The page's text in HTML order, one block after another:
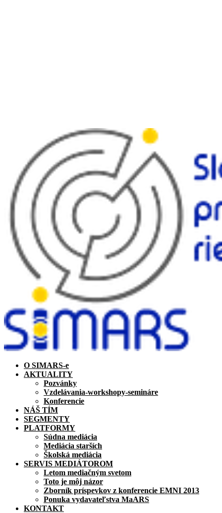
O SIMARS-e
AKTUALITY
Pozvánky
Vzdelávania-workshopy-semináre
Konferencie
NÁŠ TÍM
SEGMENTY
PLATFORMY
Súdna mediácia
Mediácia starších
Školská mediácia
SERVIS MEDIÁTOROM
Letom mediačným svetom
Toto je môj názor
Zborník príspevkov z konferencie EMNI 2013
Ponuka vydavateľstva MaARS
KONTAKT